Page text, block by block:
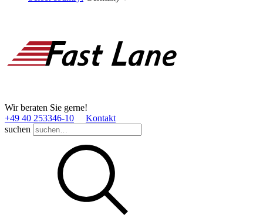
Wir beraten Sie gerne!
+49 40 253346­-10
Kontakt
suchen